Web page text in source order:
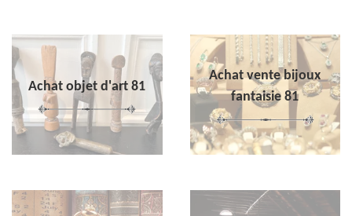
Achat objet d'art 81
Achat vente bijoux
fantaisie 81